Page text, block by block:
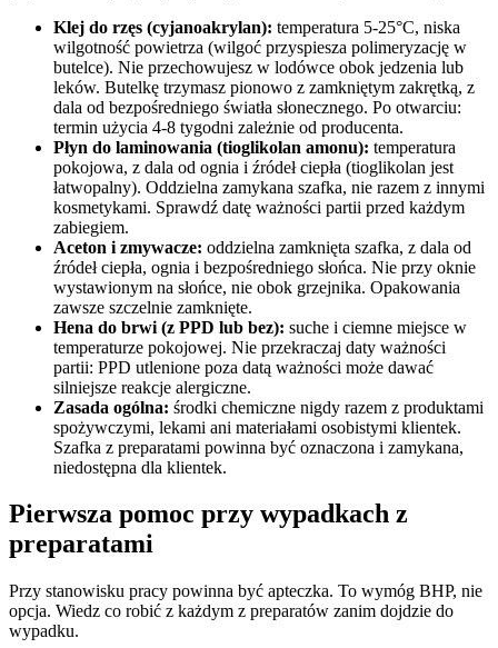
Klej do rzęs (cyjanoakrylan): temperatura 5-25°C, niska
wilgotność powietrza (wilgoć przyspiesza polimeryzację w
butelce). Nie przechowujesz w lodówce obok jedzenia lub
leków. Butelkę trzymasz pionowo z zamkniętym zakrętką, z
dala od bezpośredniego światła słonecznego. Po otwarciu:
termin użycia 4-8 tygodni zależnie od producenta.
Płyn do laminowania (tioglikolan amonu): temperatura
pokojowa, z dala od ognia i źródeł ciepła (tioglikolan jest
łatwopalny). Oddzielna zamykana szafka, nie razem z innymi
kosmetykami. Sprawdź datę ważności partii przed każdym
zabiegiem.
Aceton i zmywacze: oddzielna zamknięta szafka, z dala od
źródeł ciepła, ognia i bezpośredniego słońca. Nie przy oknie
wystawionym na słońce, nie obok grzejnika. Opakowania
zawsze szczelnie zamknięte.
Hena do brwi (z PPD lub bez): suche i ciemne miejsce w
temperaturze pokojowej. Nie przekraczaj daty ważności
partii: PPD utlenione poza datą ważności może dawać
silniejsze reakcje alergiczne.
Zasada ogólna: środki chemiczne nigdy razem z produktami
spożywczymi, lekami ani materiałami osobistymi klientek.
Szafka z preparatami powinna być oznaczona i zamykana,
niedostępna dla klientek.
Pierwsza pomoc przy wypadkach z
preparatami
Przy stanowisku pracy powinna być apteczka. To wymóg BHP, nie
opcja. Wiedz co robić z każdym z preparatów zanim dojdzie do
wypadku.